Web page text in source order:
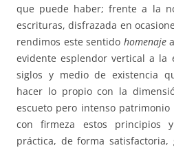
que puede haber; frente a la
escrituras, disfrazada en
rendimos este sentido homenaje
evidente esplendor vertical a la
siglos y medio de existencia
hacer lo propio con la
escueto pero intenso
con firmeza estos principios
práctica, de forma